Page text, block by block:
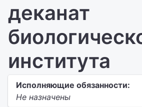
деканат
института
Исполняющие обязанности:
Не назначены